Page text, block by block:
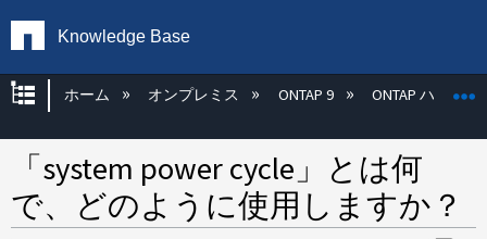
Knowledge Base
グローバル階層を展開/折りたたむ
ホーム オンプレミス ONTAP 9 ONTAP ハード
「system power cycle」とは何
で、どのように使用しますか？